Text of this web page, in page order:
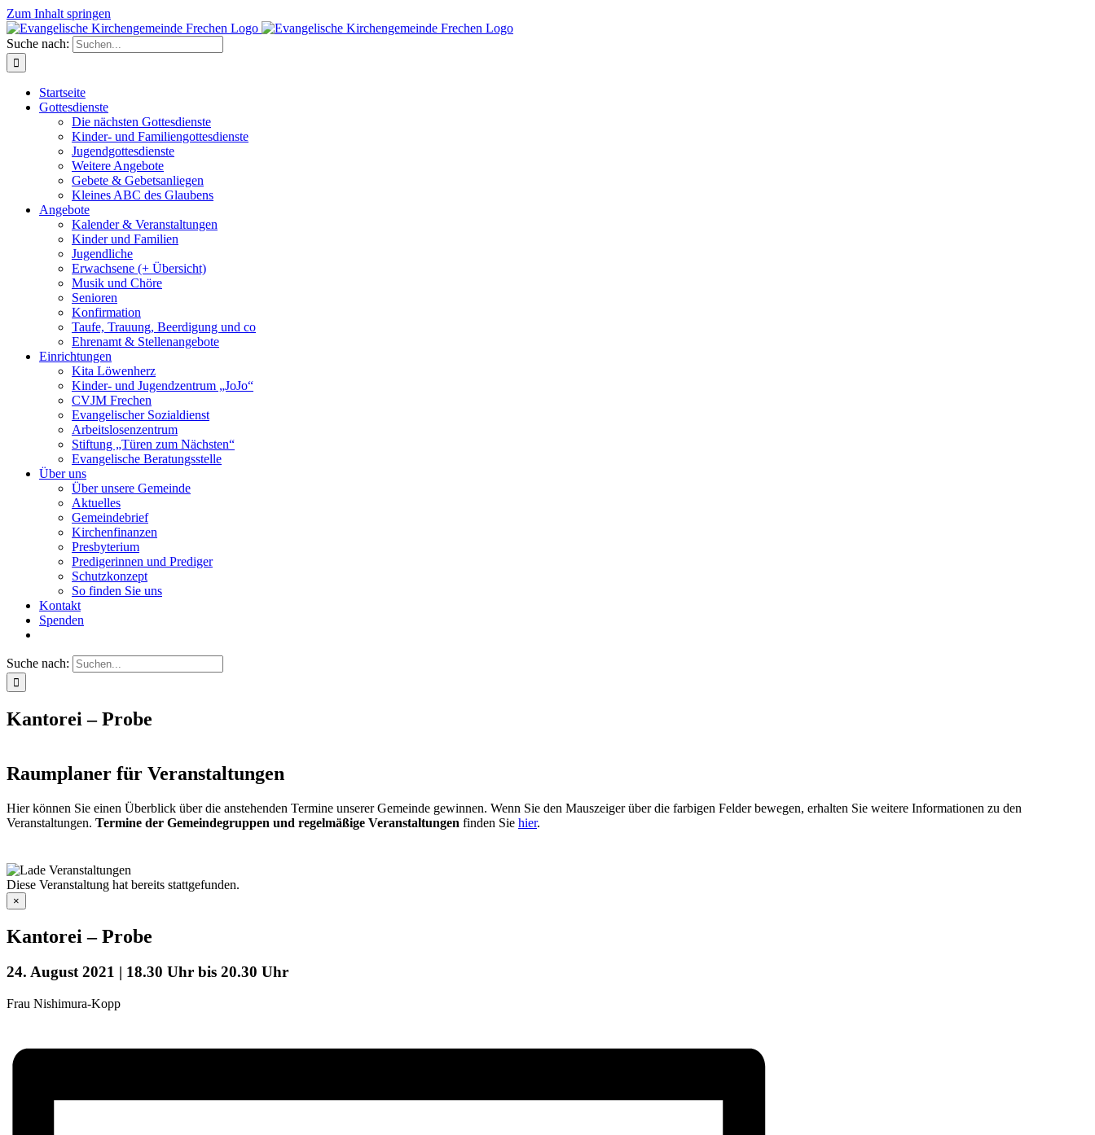
Zum Inhalt springen
Suche nach:
Startseite
Gottesdienste
Die nächsten Gottesdienste
Kinder- und Familiengottesdienste
Jugendgottesdienste
Weitere Angebote
Gebete & Gebetsanliegen
Kleines ABC des Glaubens
Angebote
Kalender & Veranstaltungen
Kinder und Familien
Jugendliche
Erwachsene (+ Übersicht)
Musik und Chöre
Senioren
Konfirmation
Taufe, Trauung, Beerdigung und co
Ehrenamt & Stellenangebote
Einrichtungen
Kita Löwenherz
Kinder- und Jugendzentrum „JoJo“
CVJM Frechen
Evangelischer Sozialdienst
Arbeitslosenzentrum
Stiftung „Türen zum Nächsten“
Evangelische Beratungsstelle
Über uns
Über unsere Gemeinde
Aktuelles
Gemeindebrief
Kirchenfinanzen
Presbyterium
Predigerinnen und Prediger
Schutzkonzept
So finden Sie uns
Kontakt
Spenden
Suche nach:
Kantorei – Probe
Raumplaner für Veranstaltungen
Hier können Sie einen Überblick über die anstehenden Termine unserer Gemeinde gewinnen. Wenn Sie den Mauszeiger über die farbigen Felder bewegen, erhalten Sie weitere Informationen zu den
Veranstaltungen. Termine der Gemeindegruppen und regelmäßige Veranstaltungen finden Sie hier.
Diese Veranstaltung hat bereits stattgefunden.
×
Kantorei – Probe
24. August 2021 | 18.30 Uhr bis 20.30 Uhr
Frau Nishimura-Kopp